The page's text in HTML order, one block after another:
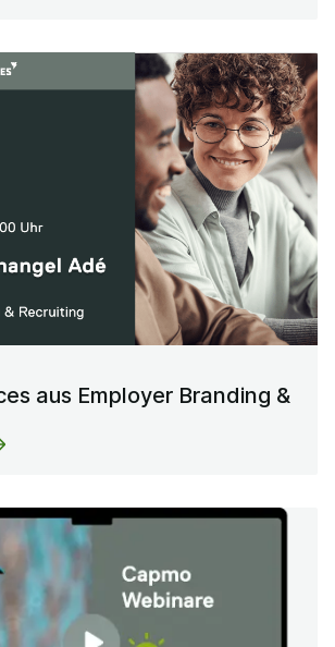
aus Employer Branding &